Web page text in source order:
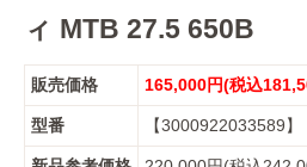
ィ MTB 27.5 650B
販売価格 165,000円(税込
型番 【3000922033589】